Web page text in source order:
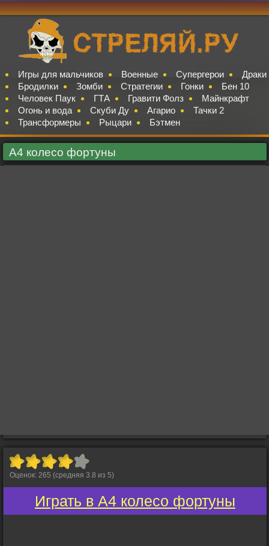
Игры для мальчиков Военные Супергерои
Драки
Бродилки
Зомби Стратегии Гонки
Бен 10
Человек Паук
ГТА Гравити Фолз
Майнкрафт
Огонь и вода
Скуби Ду Агарио
Тачки 2
Трансформеры
Рыцари Бэтмен
А4 колесо фортуны
Оценок: 265 (средняя 3.8 из 5)
Играть в А4 колесо фортуны